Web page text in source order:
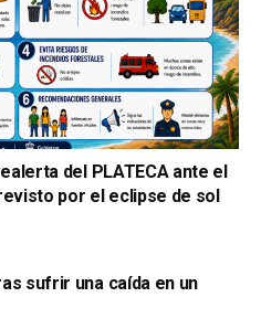
del PLATECA ante el
por el eclipse de sol
sufrir una caída en un